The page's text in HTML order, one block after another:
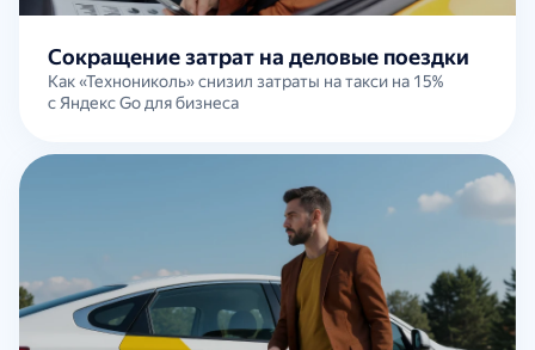
Сокращение затрат на деловые поездки
Как «Технониколь» снизил затраты на такси на 15%
с Яндекс Go для бизнеса